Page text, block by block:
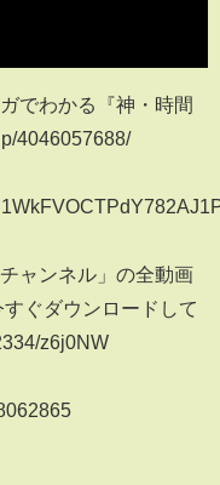
でわかる『神・時間
4046057688/
ャンネル」の全動画
ぐダウンロードして
z6j0NW